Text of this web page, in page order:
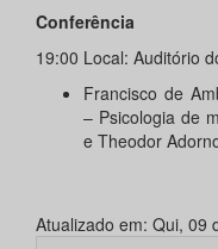
Conferência
19:00 Local: Auditório
Francisco de
– Psicologia de
e Theodor
Atualizado em: Qui, 09